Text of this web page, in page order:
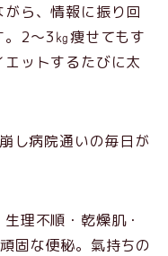
ら、情報に振り回
。2～3㎏痩せてもす
ットするたびに太
し病院通いの毎日が
理不順・乾燥肌・
固な便秘。氣持ちの